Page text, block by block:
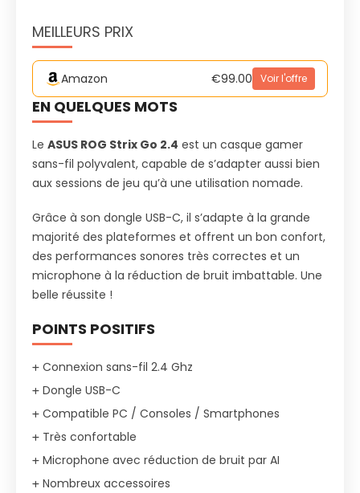
MEILLEURS PRIX
Amazon €99.00 Voir l'offre
EN QUELQUES MOTS
Le ASUS ROG Strix Go 2.4 est un casque gamer
sans-fil polyvalent, capable de s’adapter aussi bien
aux sessions de jeu qu’à une utilisation nomade.
Grâce à son dongle USB-C, il s’adapte à la grande
majorité des plateformes et offrent un bon confort,
des performances sonores très correctes et un
microphone à la réduction de bruit imbattable. Une
belle réussite !
POINTS POSITIFS
Connexion sans-fil 2.4 Ghz
Dongle USB-C
Compatible PC / Consoles / Smartphones
Très confortable
Microphone avec réduction de bruit par AI
Nombreux accessoires